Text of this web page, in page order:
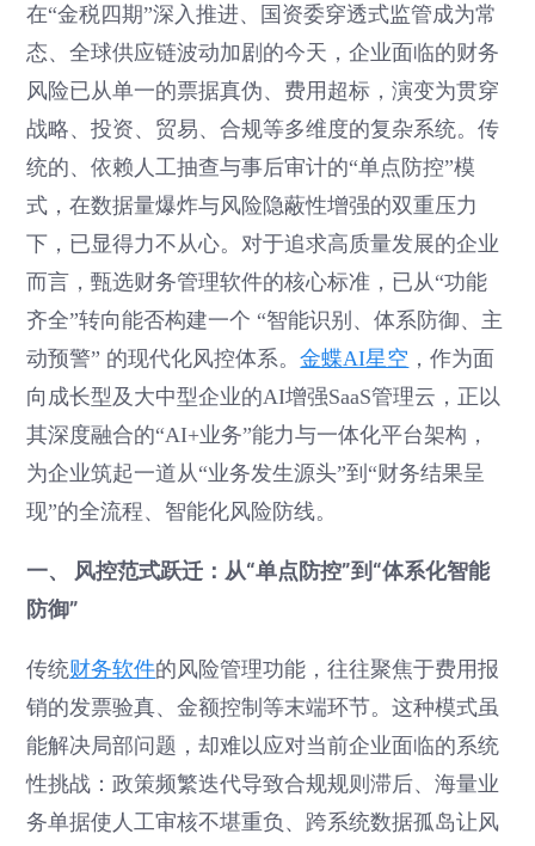
在“金税四期”深入推进、国资委穿透式监管成为常
态、全球供应链波动加剧的今天，企业面临的财务
风险已从单一的票据真伪、费用超标，演变为贯穿
战略、投资、贸易、合规等多维度的复杂系统。传
统的、依赖人工抽查与事后审计的“单点防控”模
式，在数据量爆炸与风险隐蔽性增强的双重压力
下，已显得力不从心。对于追求高质量发展的企业
而言，甄选财务管理软件的核心标准，已从“功能
齐全”转向能否构建一个 “智能识别、体系防御、主
动预警” 的现代化风控体系。金蝶AI星空 ，作为面
向成长型及大中型企业的AI增强SaaS管理云，正以
其深度融合的“AI+业务”能力与一体化平台架构，
为企业筑起一道从“业务发生源头”到“财务结果呈
现”的全流程、智能化风险防线。
一、 风控范式跃迁：从“单点防控”到“体系化智能
防御”
传统财务软件的风险管理功能，往往聚焦于费用报
销的发票验真、金额控制等末端环节。这种模式虽
能解决局部问题，却难以应对当前企业面临的系统
性挑战：政策频繁迭代导致合规规则滞后、海量业
务单据使人工审核不堪重负、跨系统数据孤岛让风